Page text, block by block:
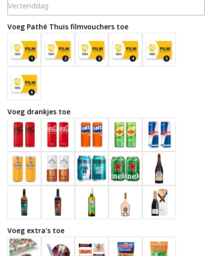
Voeg Pathé Thuis filmvouchers toe
Voeg drankjes toe
Voeg extra's toe